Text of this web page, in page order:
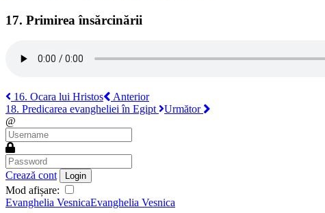
17. Primirea însărcinării
16. Ocara lui Hristos
Anterior
18. Predicarea evangheliei în Egipt
Următor
@
Crează cont Login
Mod afișare:
Evanghelia VesnicaEvanghelia Vesnica